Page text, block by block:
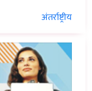
अंतर्राष्ट्रीय